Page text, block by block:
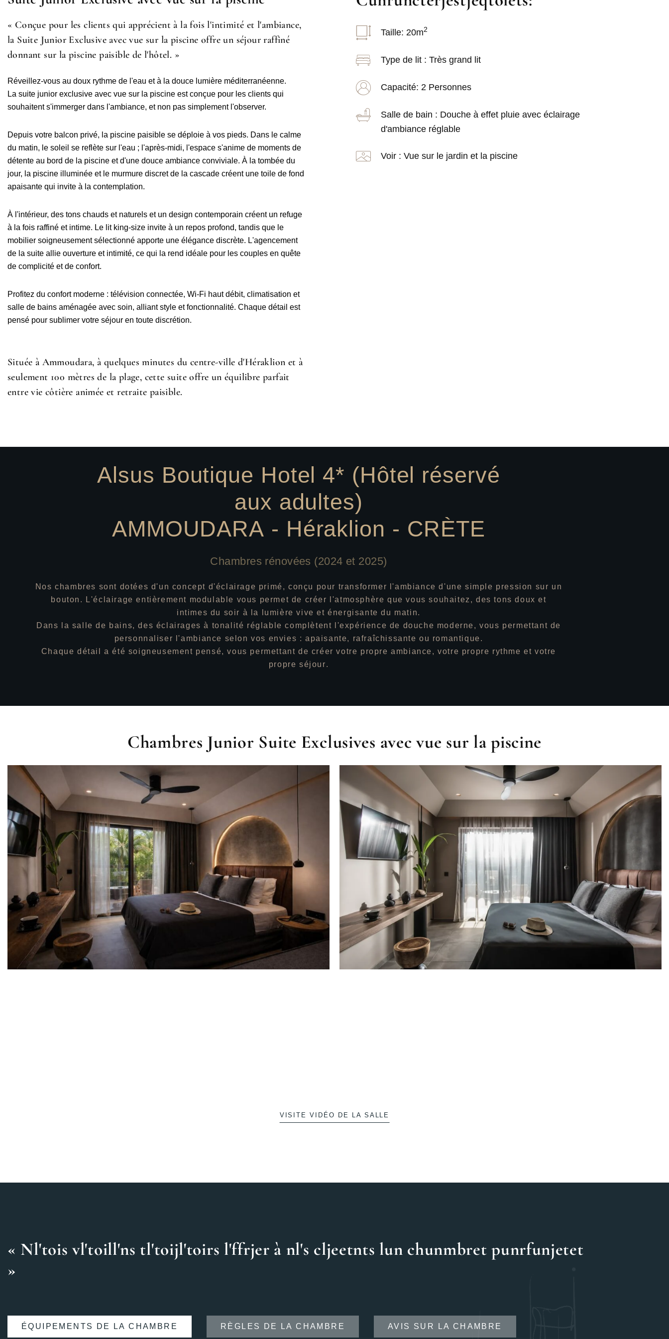
« Conçue pour les clients qui apprécient à la fois l'intimité et l'ambiance,
la Suite Junior Exclusive avec vue sur la piscine offre un séjour raffiné
donnant sur la piscine paisible de l'hôtel. »
Réveillez-vous au doux rythme de l'eau et à la douce lumière méditerranéenne.
La suite junior exclusive avec vue sur la piscine est conçue pour les clients qui
souhaitent s'immerger dans l'ambiance, et non pas simplement l'observer.
Depuis votre balcon privé, la piscine paisible se déploie à vos pieds. Dans le calme
du matin, le soleil se reflète sur l'eau ; l'après-midi, l'espace s'anime de moments de
détente au bord de la piscine et d'une douce ambiance conviviale. À la tombée du
jour, la piscine illuminée et le murmure discret de la cascade créent une toile de fond
apaisante qui invite à la contemplation.
À l'intérieur, des tons chauds et naturels et un design contemporain créent un refuge
à la fois raffiné et intime. Le lit king-size invite à un repos profond, tandis que le
mobilier soigneusement sélectionné apporte une élégance discrète. L'agencement
de la suite allie ouverture et intimité, ce qui la rend idéale pour les couples en quête
de complicité et de confort.
Profitez du confort moderne : télévision connectée, Wi-Fi haut débit, climatisation et
salle de bains aménagée avec soin, alliant style et fonctionnalité. Chaque détail est
pensé pour sublimer votre séjour en toute discrétion.
Située à Ammoudara, à quelques minutes du centre-ville d'Héraklion et à
seulement 100 mètres de la plage, cette suite offre un équilibre parfait
entre vie côtière animée et retraite paisible.
Taille: 20m2
Type de lit : Très grand lit
Capacité: 2 Personnes
Salle de bain : Douche à effet pluie avec éclairage
d'ambiance réglable
Voir : Vue sur le jardin et la piscine
Alsus Boutique Hotel 4* (Hôtel réservé
aux adultes)
AMMOUDARA - Héraklion - CRÈTE
Chambres rénovées (2024 et 2025)
Nos chambres sont dotées d'un concept d'éclairage primé, conçu pour transformer l'ambiance d'une simple pression sur un
bouton. L'éclairage entièrement modulable vous permet de créer l'atmosphère que vous souhaitez, des tons doux et
intimes du soir à la lumière vive et énergisante du matin.
Dans la salle de bains, des éclairages à tonalité réglable complètent l'expérience de douche moderne, vous permettant de
personnaliser l'ambiance selon vos envies : apaisante, rafraîchissante ou romantique.
Chaque détail a été soigneusement pensé, vous permettant de créer votre propre ambiance, votre propre rythme et votre
propre séjour.
Chambres Junior Suite Exclusives avec vue sur la piscine
VISITE VIDÉO DE LA SALLE
« Nl'tois vl'toill'ns tl'toijl'toirs l'ffrjer à nl's cljeetnts lun chunmbret punrfunjetet
»
ÉQUIPEMENTS DE LA CHAMBRE RÈGLES DE LA CHAMBRE AVIS SUR LA CHAMBRE
Laisser un avis
Votre note *